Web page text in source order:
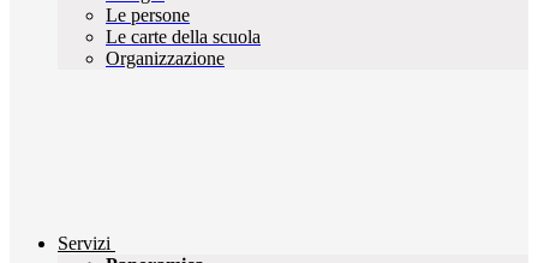
Le persone
Le carte della scuola
Organizzazione
Servizi